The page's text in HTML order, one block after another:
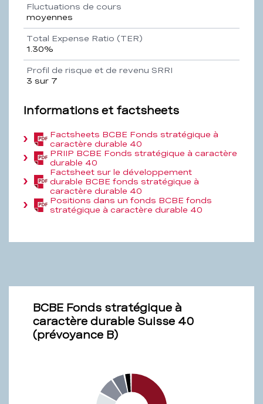
Fluctuations de cours
moyennes
Total Expense Ratio (TER)
1.30%
Profil de risque et de revenu SRRI
3 sur 7
Informations et factsheets
Factsheets BCBE Fonds stratégique à
caractère durable 40
(PDF,
547,1
KB)
PRIIP BCBE Fonds stratégique à caractère
durable 40
(PDF,
161,7
KB)
Factsheet sur le développement
durable BCBE fonds stratégique à
caractère durable 40
(PDF,
193,9
KB) Positions dans un fonds BCBE fonds
stratégique à caractère durable 40
(PDF,
BCBE Fonds stratégique à
caractère durable Suisse 40
(prévoyance B)